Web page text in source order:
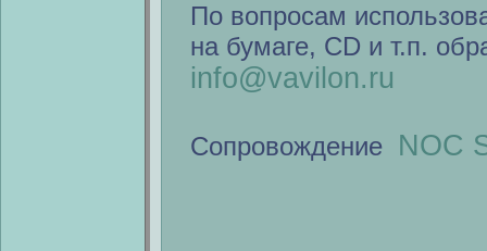
По вопросам
на бумаге, CD и т.п.
info@vavilon.ru
Сопровождение NOC